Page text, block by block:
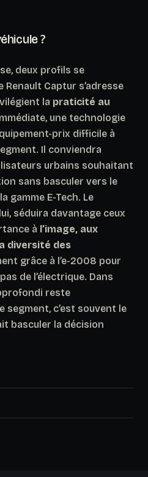
?
deux profils se
Captur s’adresse
la praticité au
une technologie
prix difficile à
Il conviendra
urbains souhaitant
sans basculer vers le
gamme E-Tech. Le
séduira davantage ceux
à l’image, aux
diversité des
grâce à l’e-2008 pour
de l’électrique. Dans
reste
segment, c’est souvent le
basculer la décision